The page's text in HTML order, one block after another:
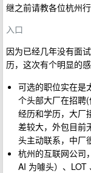
继之前请教各位杭州
入口
因为已经几年没有面
历，这次有个明显的
可选的职位实在是
个头部大厂在招聘
经历和学历，大厂
差较大，外包目前
头主动联系，中厂
杭州的互联网公司
AI 为噱头）、LOT